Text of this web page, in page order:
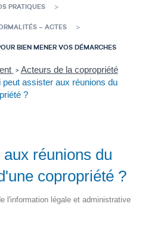
PRATIQUES
– ACTES
BIEN MENER VOS DÉMARCHES
> Acteurs de la copropriété
peut assister aux réunions du
?
réunions du
copropriété ?
l'information légale et administrative